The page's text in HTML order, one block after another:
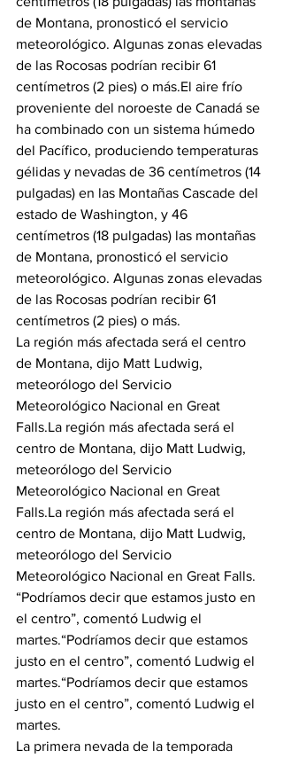
de Montana, pronosticó el servicio
meteorológico. Algunas zonas elevadas
de las Rocosas podrían recibir 61
centímetros (2 pies) o más.El aire frío
proveniente del noroeste de Canadá se
ha combinado con un sistema húmedo
del Pacífico, produciendo temperaturas
gélidas y nevadas de 36 centímetros (14
pulgadas) en las Montañas Cascade del
estado de Washington, y 46
centímetros (18 pulgadas) las montañas
de Montana, pronosticó el servicio
meteorológico. Algunas zonas elevadas
de las Rocosas podrían recibir 61
centímetros (2 pies) o más.
La región más afectada será el centro
de Montana, dijo Matt Ludwig,
meteorólogo del Servicio
Meteorológico Nacional en Great
Falls.La región más afectada será el
centro de Montana, dijo Matt Ludwig,
meteorólogo del Servicio
Meteorológico Nacional en Great
Falls.La región más afectada será el
centro de Montana, dijo Matt Ludwig,
meteorólogo del Servicio
Meteorológico Nacional en Great Falls.
“Podríamos decir que estamos justo en
el centro”, comentó Ludwig el
martes.“Podríamos decir que estamos
justo en el centro”, comentó Ludwig el
martes.“Podríamos decir que estamos
justo en el centro”, comentó Ludwig el
martes.
La primera nevada de la temporada